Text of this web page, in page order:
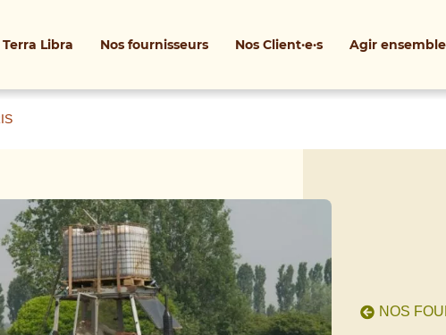
Terra Libra Nos fournisseurs Nos Client·e·s Agir ensemble
NOS